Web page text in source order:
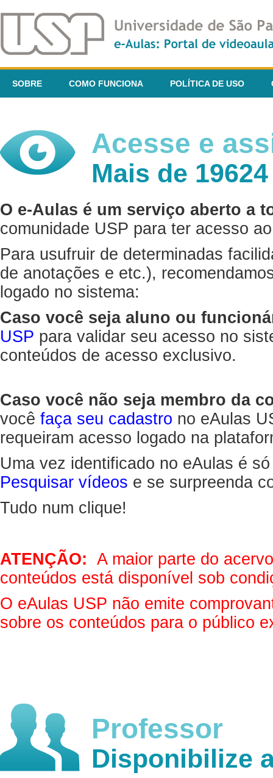
SOBRE COMO FUNCIONA POLÍTICA DE USO
Acesse e
Mais de
O e-Aulas é um serviço aberto a
comunidade USP para ter acesso
Para usufruir de determinadas
de anotações e etc.),
logado no sistema:
Caso você seja aluno ou
USP para validar seu acesso no
conteúdos de acesso exclusivo.
Caso você não seja membro da
você faça seu cadastro no eAulas
requeiram acesso logado na
Uma vez identificado no eAulas é
Pesquisar vídeos e se surpreenda
Tudo num clique!
ATENÇÃO: A maior parte do
conteúdos está disponível sob
O eAulas USP não emite
sobre os conteúdos para o público
Professor
Disponibilize